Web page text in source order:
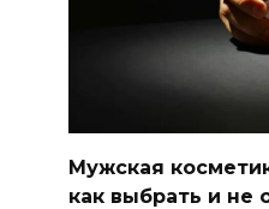
Мужская
как выбрать и не